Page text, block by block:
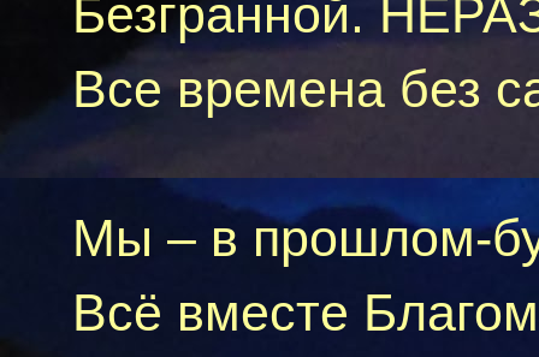
Безгранной.
Все времена без
Мы – в прошлом-
Всё вместе